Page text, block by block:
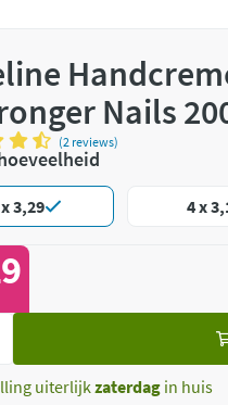
Nails
(2 reviews)
3,29 4 x
uiterlijkzaterdag in huis